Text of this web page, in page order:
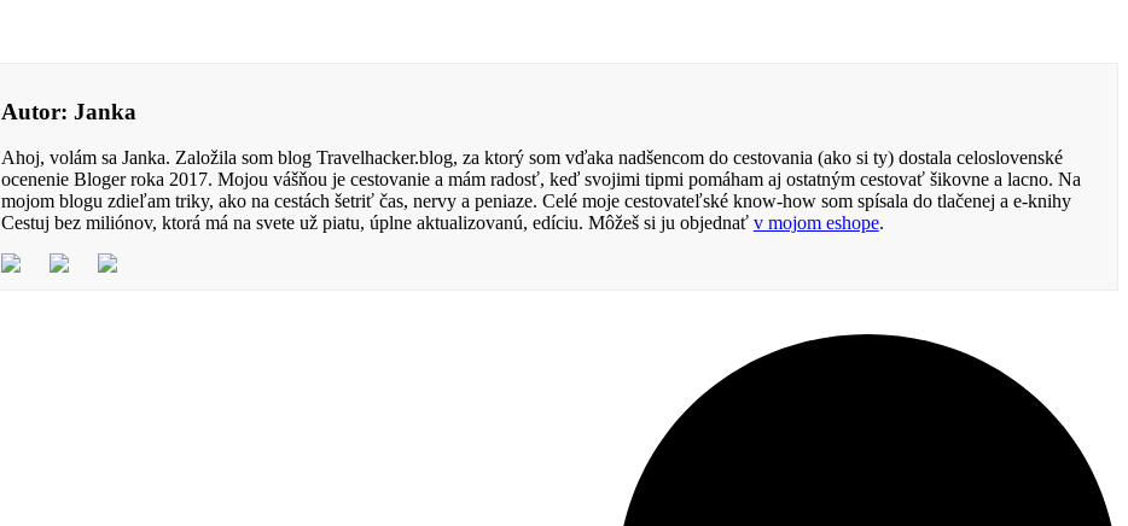
Autor: Janka
Ahoj, volám sa Janka. Založila som blog Travelhacker.blog, za ktorý som vďaka nadšencom do cestovania (ako si ty) dostala celoslovenské
ocenenie Bloger roka 2017. Mojou vášňou je cestovanie a mám radosť, keď svojimi tipmi pomáham aj ostatným cestovať šikovne a lacno. Na
mojom blogu zdieľam triky, ako na cestách šetriť čas, nervy a peniaze. Celé moje cestovateľské know-how som spísala do tlačenej a e-knihy
Cestuj bez miliónov, ktorá má na svete už piatu, úplne aktualizovanú, edíciu. Môžeš si ju objednať v mojom eshope.